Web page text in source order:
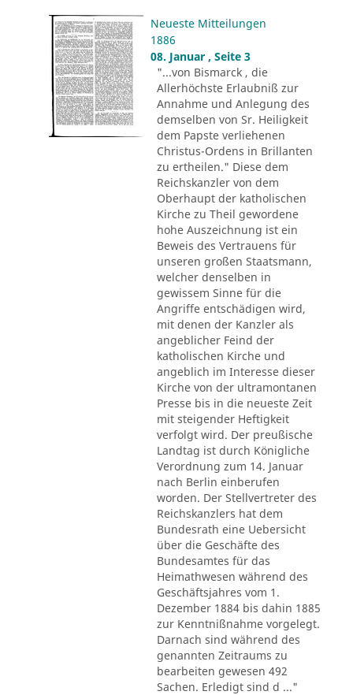
Neueste Mitteilungen
1886
08. Januar , Seite 3
"...von Bismarck , die
Allerhöchste Erlaubniß zur
Annahme und Anlegung des
demselben von Sr. Heiligkeit
dem Papste verliehenen
Christus-Ordens in Brillanten
zu ertheilen." Diese dem
Reichskanzler von dem
Oberhaupt der katholischen
Kirche zu Theil gewordene
hohe Auszeichnung ist ein
Beweis des Vertrauens für
unseren großen Staatsmann,
welcher denselben in
gewissem Sinne für die
Angriffe entschädigen wird,
mit denen der Kanzler als
angeblicher Feind der
katholischen Kirche und
angeblich im Interesse dieser
Kirche von der ultramontanen
Presse bis in die neueste Zeit
mit steigender Heftigkeit
verfolgt wird. Der preußische
Landtag ist durch Königliche
Verordnung zum 14. Januar
nach Berlin einberufen
worden. Der Stellvertreter des
Reichskanzlers hat dem
Bundesrath eine Uebersicht
über die Geschäfte des
Bundesamtes für das
Heimathwesen während des
Geschäftsjahres vom 1.
Dezember 1884 bis dahin 1885
zur Kenntnißnahme vorgelegt.
Darnach sind während des
genannten Zeitraums zu
bearbeiten gewesen 492
Sachen. Erledigt sind d ..."